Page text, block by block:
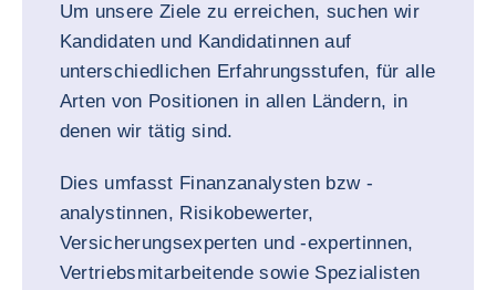
Um unsere Ziele zu erreichen, suchen wir
Kandidaten und Kandidatinnen auf
unterschiedlichen Erfahrungsstufen, für alle
Arten von Positionen in allen Ländern, in
denen wir tätig sind.
Dies umfasst Finanzanalysten bzw -
analystinnen, Risikobewerter,
Versicherungsexperten und -expertinnen,
Vertriebsmitarbeitende sowie Spezialisten